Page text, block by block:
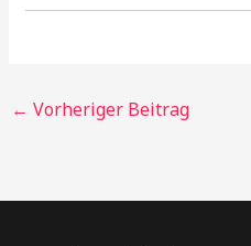
← Vorheriger Beitrag